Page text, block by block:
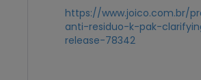
https://www.joico.com.br/
anti-residuo-k-pak-
release-78342